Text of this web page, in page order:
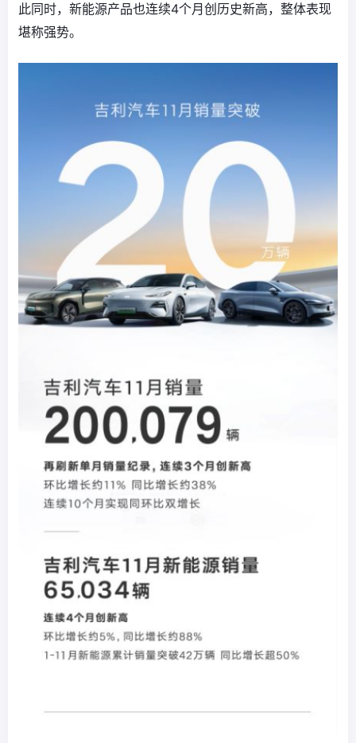
此同时，新能源产品也连续4个月创历史新高，整体表现
堪称强势。